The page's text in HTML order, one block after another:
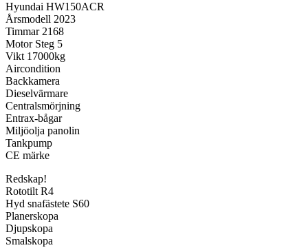
Hyundai HW150ACR
Årsmodell 2023
Timmar 2168
Motor Steg 5
Vikt 17000kg
Aircondition
Backkamera
Dieselvärmare
Centralsmörjning
Entrax-bågar
Miljöolja panolin
Tankpump
CE märke
Redskap!
Rototilt R4
Hyd snafästete S60
Planerskopa
Djupskopa
Smalskopa